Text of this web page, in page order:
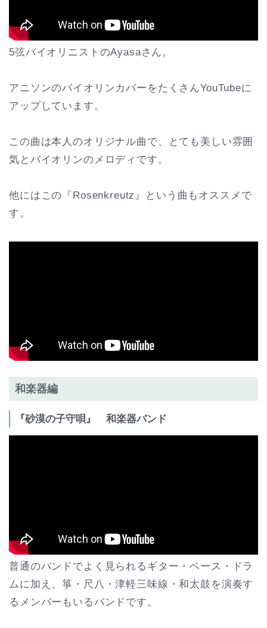
5弦バイオリニストのAyasaさん。
アニソンのバイオリンカバーをたくさんYouTubeに
アップしています。
この曲は本人のオリジナル曲で、とても美しい雰囲
気とバイオリンのメロディです。
他にはこの『Rosenkreutz』という曲もオススメで
す。
和楽器編
『砂漠の子守唄』 和楽器バンド
普通のバンドでよく見られるギター・ベース・ドラ
ムに加え、箏・尺八・津軽三味線・和太鼓を演奏す
るメンバーもいるバンドです。